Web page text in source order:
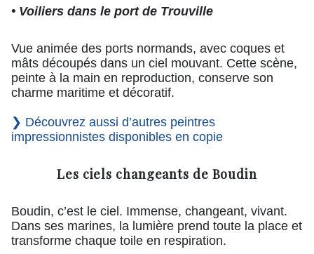
• Voiliers dans le port de Trouville
Vue animée des ports normands, avec coques et
mâts découpés dans un ciel mouvant. Cette scène,
peinte à la main en reproduction, conserve son
charme maritime et décoratif.
❯ Découvrez aussi d’autres peintres
impressionnistes disponibles en copie
Les ciels changeants de Boudin
Boudin, c’est le ciel. Immense, changeant, vivant.
Dans ses marines, la lumière prend toute la place et
transforme chaque toile en respiration.